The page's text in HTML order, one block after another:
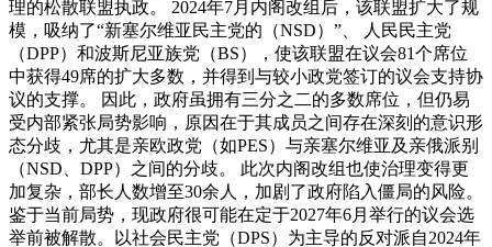
理的松散联盟执政。 2024年7月内阁改组后，该联盟扩大了规
模，吸纳了“新塞尔维亚民主党的（NSD）”、 人民民主党
（DPP）和波斯尼亚族党（BS），使该联盟在议会81个席位
中获得49席的扩大多数，并得到与较小政党签订的议会支持协
议的支撑。 因此，政府虽拥有三分之二的多数席位，但仍易
受内部紧张局势影响，原因在于其成员之间存在深刻的意识形
态分歧，尤其是亲欧政党（如PES）与亲塞尔维亚及亲俄派别
（NSD、DPP）之间的分歧。 此次内阁改组也使治理变得更
加复杂，部长人数增至30余人，加剧了政府陷入僵局的风险。
鉴于当前局势，现政府很可能在定于2027年6月举行的议会选
举前被解散。以社会民主党（DPS）为主导的反对派自2024年